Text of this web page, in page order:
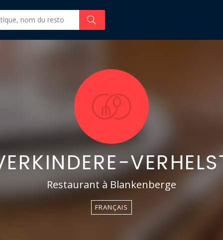
Restaurant à Blankenberge
FRANÇAIS